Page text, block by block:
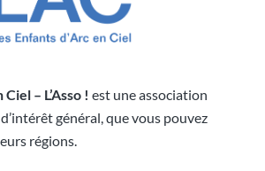
– L’Asso ! est une association
général, que vous pouvez
régions.